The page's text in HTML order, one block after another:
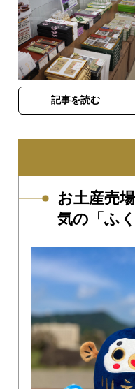
記事を読む
お土産売
気の「ふ